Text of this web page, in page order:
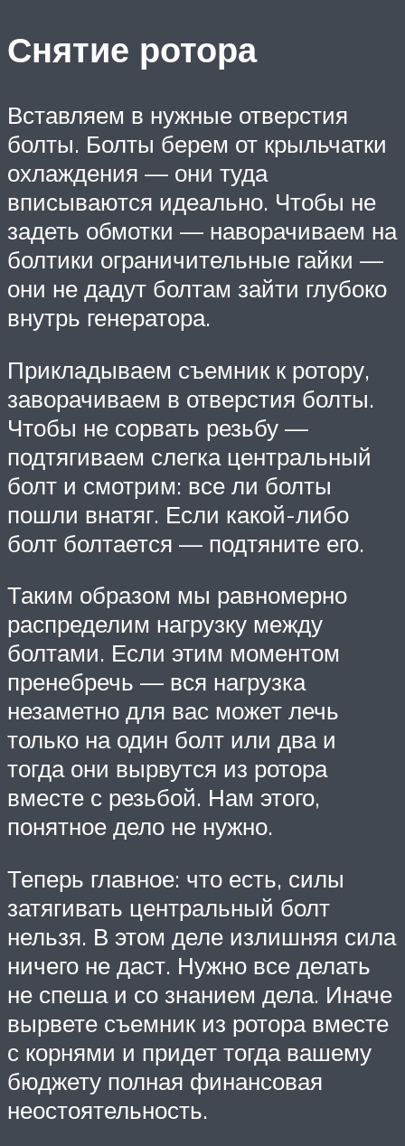
Снятие ротора
Вставляем в нужные отверстия
болты. Болты берем от крыльчатки
охлаждения — они туда
вписываются идеально. Чтобы не
задеть обмотки — наворачиваем на
болтики ограничительные гайки —
они не дадут болтам зайти глубоко
внутрь генератора.
Прикладываем съемник к ротору,
заворачиваем в отверстия болты.
Чтобы не сорвать резьбу —
подтягиваем слегка центральный
болт и смотрим: все ли болты
пошли внатяг. Если какой-либо
болт болтается — подтяните его.
Таким образом мы равномерно
распределим нагрузку между
болтами. Если этим моментом
пренебречь — вся нагрузка
незаметно для вас может лечь
только на один болт или два и
тогда они вырвутся из ротора
вместе с резьбой. Нам этого,
понятное дело не нужно.
Теперь главное: что есть, силы
затягивать центральный болт
нельзя. В этом деле излишняя сила
ничего не даст. Нужно все делать
не спеша и со знанием дела. Иначе
вырвете съемник из ротора вместе
с корнями и придет тогда вашему
бюджету полная финансовая
неостоятельность.